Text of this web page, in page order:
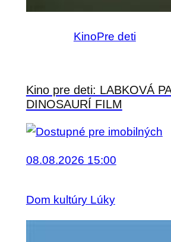
KinoPre deti
Kino pre deti: LABKOVÁ
DINOSAURÍ FILM
08.08.2026 15:00
Dom kultúry Lúky